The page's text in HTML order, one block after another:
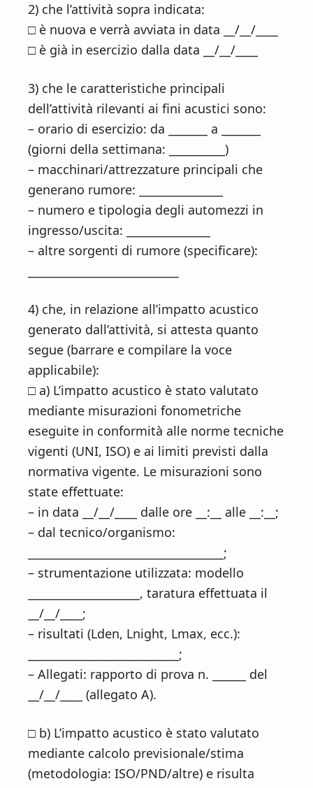
2) che l’attività sopra indicata:
□ è nuova e verrà avviata in data __/__/____
□ è già in esercizio dalla data __/__/____
3) che le caratteristiche principali
dell’attività rilevanti ai fini acustici sono:
– orario di esercizio: da _______ a _______
(giorni della settimana: __________)
– macchinari/attrezzature principali che
generano rumore: _______________
– numero e tipologia degli automezzi in
ingresso/uscita: _______________
– altre sorgenti di rumore (specificare):
4) che, in relazione all’impatto acustico
generato dall’attività, si attesta quanto
segue (barrare e compilare la voce
applicabile):
□ a) L’impatto acustico è stato valutato
mediante misurazioni fonometriche
eseguite in conformità alle norme tecniche
vigenti (UNI, ISO) e ai limiti previsti dalla
normativa vigente. Le misurazioni sono
state effettuate:
– in data __/__/____ dalle ore __:__ alle __:__;
– dal tecnico/organismo:
___________________________________;
– strumentazione utilizzata: modello
____________________, taratura effettuata il
__/__/____;
– risultati (Lden, Lnight, Lmax, ecc.):
___________________________;
– Allegati: rapporto di prova n. ______ del
__/__/____ (allegato A).
□ b) L’impatto acustico è stato valutato
mediante calcolo previsionale/stima
(metodologia: ISO/PND/altre) e risulta